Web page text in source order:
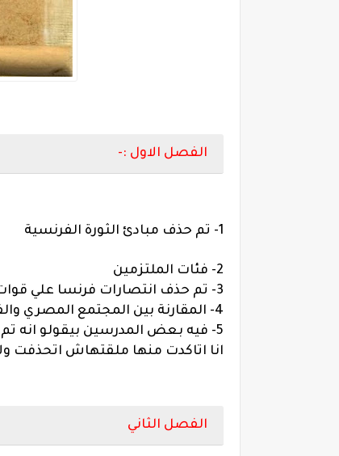
الفصل الاول :-
1- تم حذف مبادئ الثورة الفرنسية
2- فئات الملتزمين
3- تم حذف انتصارات فرنسا علي قوات التحالف الاوربية
4- المقارنة بين المجتمع المصري والفرنسي
5- فيه بعض المدرسين بيقولو انه تم
انا اتاكدت منها ملقتهاش اتحذفت
الفصل الثاني